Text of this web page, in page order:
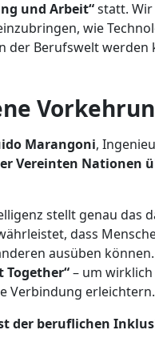
und Arbeit“statt. Wir
wie
der Berufswelt werden
Marangoni,
Vereinten Nationen
stellt genau das
dass
ausüben
Together“– um
Verbindung erleichtern.
der beruflichen